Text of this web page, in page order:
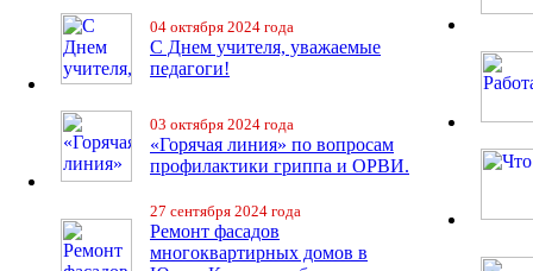
04 октября 2024 года
С Днем учителя, уважаемые
педагоги!
03 октября 2024 года
«Горячая линия» по вопросам
профилактики гриппа и ОРВИ.
27 сентября 2024 года
Ремонт фасадов
многоквартирных домов в